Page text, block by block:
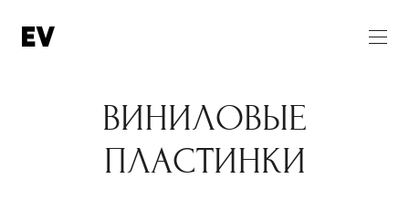
ВИНИЛОВЫЕ
ПЛАСТИНКИ